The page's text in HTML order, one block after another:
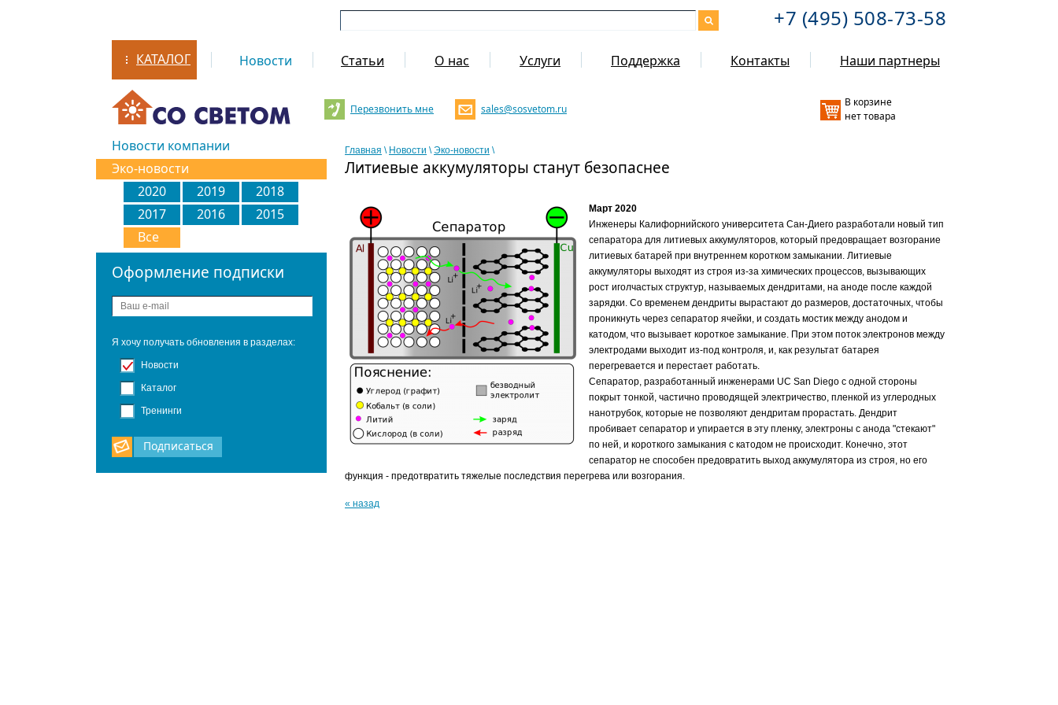
+7 (495) 508-73-58
КАТАЛОГ Новости Статьи О нас Услуги Поддержка Контакты Наши партнеры
В корзине
нет товара
Перезвонить мне sales@sosvetom.ru
Новости компании
Эко-новости
2020
2019
2018
2017
2016
2015
Все
Оформление подписки
Я хочу получать обновления в разделах:
Новости
Каталог
Тренинги
Подписаться
Главная \ Новости \ Эко-новости \
Литиевые аккумуляторы станут безопаснее
Март 2020
Инженеры Калифорнийского университета Сан-Диего разработали новый тип
сепаратора для литиевых аккумуляторов, который предовращает возгорание
литиевых батарей при внутреннем коротком замыкании. Литиевые
аккумуляторы выходят из строя из-за химических процессов, вызывающих
рост иголчастых структур, называемых дендритами, на аноде после каждой
зарядки. Со временем дендриты вырастают до размеров, достаточных, чтобы
проникнуть через сепаратор ячейки, и создать мостик между анодом и
катодом, что вызывает короткое замыкание. При этом поток электронов между
электродами выходит из-под контроля, и, как результат батарея
перегревается и перестает работать.
Сепаратор, разработанный инженерами UC San Diego с одной стороны
покрыт тонкой, частично проводящей электричество, пленкой из углеродных
нанотрубок, которые не позволяют дендритам прорастать. Дендрит
пробивает сепаратор и упирается в эту пленку, электроны с анода "стекают"
по ней, и короткого замыкания с катодом не происходит. Конечно, этот
сепаратор не способен предовратить выход аккумулятора из строя, но его
функция - предотвратить тяжелые последствия перегрева или возгорания.
« назад